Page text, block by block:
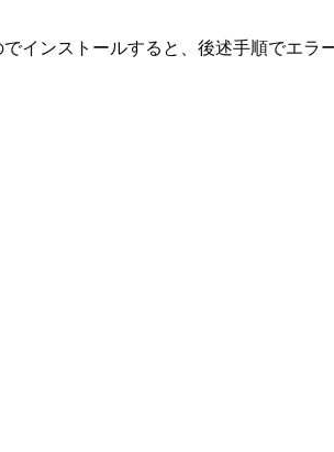
インストールすると、後述手順でエラ